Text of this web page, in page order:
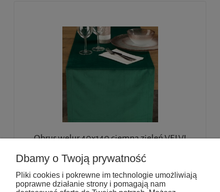
Obrus welur 40x140 ciemna zieleń VELVI
62,10 zł
Dbamy o Twoją prywatność
Pliki cookies i pokrewne im technologie umożliwiają
poprawne działanie strony i pomagają nam